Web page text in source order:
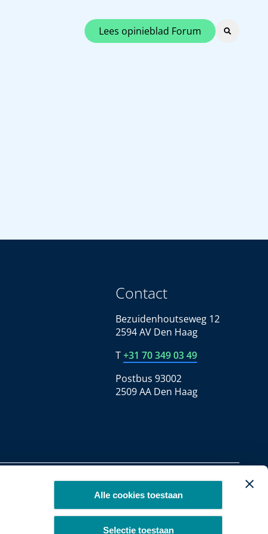
Alle cookies toestaan
Selectie toestaan
Lees opinieblad Forum
Contact
Bezuidenhoutseweg 12
2594 AV Den Haag
T+31 70 349 03 49
Postbus 93002
2509 AA Den Haag
Copyright 2026